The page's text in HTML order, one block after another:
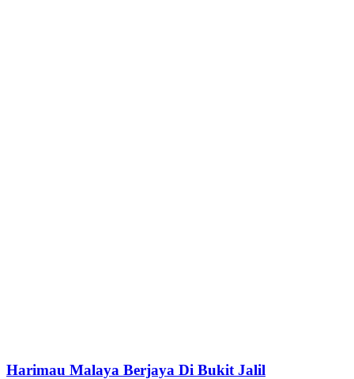
Harimau Malaya Berjaya Di Bukit Jalil